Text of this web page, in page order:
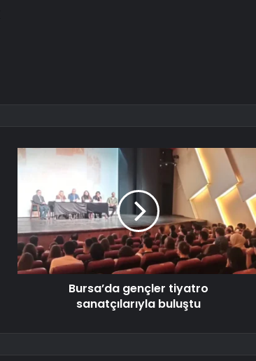
Bursa’da gençler tiyatro
sanatçılarıyla buluştu